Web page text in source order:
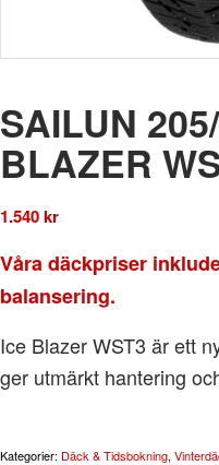
SAILUN
BLAZER
1.540kr
Våra däckpriser
balansering.
Ice Blazer WST3 är ett
ger utmärkt hantering
Kategorier: Däck & Tidsbokning,